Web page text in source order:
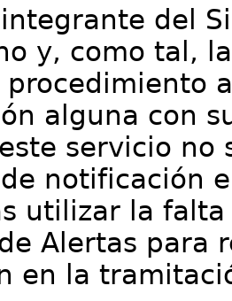
del
y, como tal,
procedimiento
alguna con
servicio no
notificación
utilizar la
Alertas para
en la